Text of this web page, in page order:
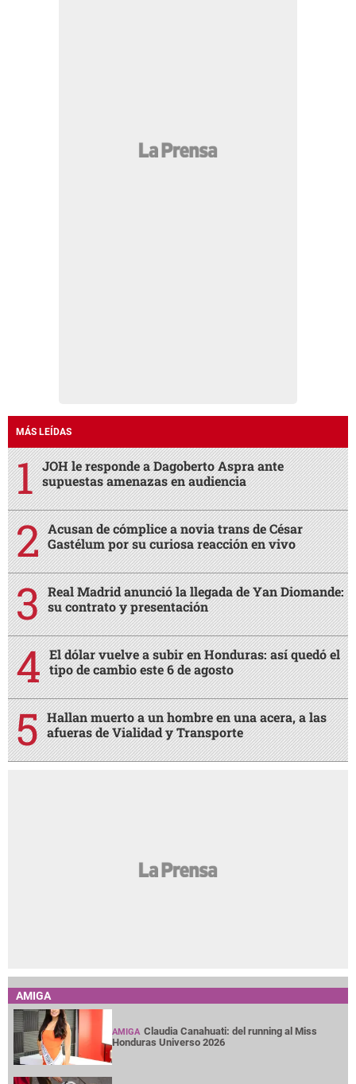
MÁS LEÍDAS
JOH le responde a Dagoberto Aspra ante
supuestas amenazas en audiencia
Acusan de cómplice a novia trans de César
Gastélum por su curiosa reacción en vivo
Real Madrid anunció la llegada de Yan Diomande:
su contrato y presentación
El dólar vuelve a subir en Honduras: así quedó el
tipo de cambio este 6 de agosto
Hallan muerto a un hombre en una acera, a las
afueras de Vialidad y Transporte
AMIGA
AMIGA Claudia Canahuati: del running al Miss
Honduras Universo 2026